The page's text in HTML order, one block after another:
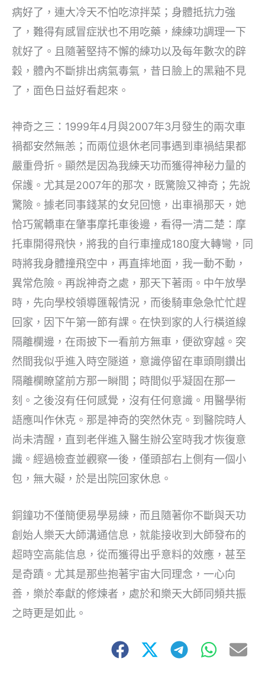
病好了，連大冷天不怕吃涼拌菜；身體抵抗力強
了，難得有感冒症狀也不用吃藥，練練功調理一下
就好了。且隨著堅持不懈的練功以及每年數次的辟
穀，體內不斷排出病氣毒氣，昔日臉上的黑釉不見
了，面色日益好看起來。
神奇之三：1999年4月與2007年3月發生的兩次車
禍都安然無恙；而兩位退休老同事遇到車禍結果都
嚴重骨折。顯然是因為我練天功而獲得神秘力量的
保護。尤其是2007年的那次，既驚險又神奇；先說
驚險。據老同事錢某的女兒回憶，出車禍那天，她
恰巧駕轎車在肇事摩托車後邊，看得一清二楚：摩
托車開得飛快，將我的自行車撞成180度大轉彎，同
時將我身體撞飛空中，再直摔地面，我一動不動，
異常危險。再說神奇之處，那天下著雨。中午放學
時，先向學校領導匯報情況，而後騎車急急忙忙趕
回家，因下午第一節有課。在快到家的人行橫道線
隔離欄邊，在雨披下一看前方無車，便欲穿越。突
然間我似乎進入時空隧道，意識停留在車頭剛鑽出
隔離欄瞭望前方那一瞬間；時間似乎凝固在那一
刻。之後沒有任何感覺，沒有任何意識。用醫學術
語應叫作休克。那是神奇的突然休克。到醫院時人
尚未清醒，直到老伴進入醫生辦公室時我才恢復意
識。經過檢查並觀察一後，僅頭部右上側有一個小
包，無大礙，於是出院回家休息。
銅鐘功不僅簡便易學易練，而且隨著你不斷與天功
創始人樂天大師溝通信息，就能接收到大師發布的
超時空高能信息，從而獲得出乎意料的效應，甚至
是奇蹟。尤其是那些抱著宇宙大同理念，一心向
善，樂於奉獻的修煉者，處於和樂天大師同頻共振
之時更是如此。